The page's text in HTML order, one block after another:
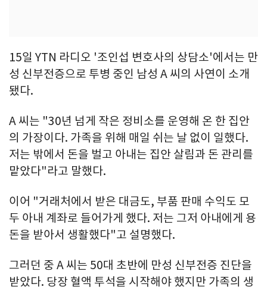
15일 YTN 라디오 '조인섭 변호사의 상담소'에서는 만
성 신부전증으로 투병 중인 남성 A 씨의 사연이 소개
됐다.
A 씨는 "30년 넘게 작은 정비소를 운영해 온 한 집안
의 가장이다. 가족을 위해 매일 쉬는 날 없이 일했다.
저는 밖에서 돈을 벌고 아내는 집안 살림과 돈 관리를
맡았다"라고 말했다.
이어 "거래처에서 받은 대금도, 부품 판매 수익도 모
두 아내 계좌로 들어가게 했다. 저는 그저 아내에게 용
돈을 받아서 생활했다"고 설명했다.
그러던 중 A 씨는 50대 초반에 만성 신부전증 진단을
받았다. 당장 혈액 투석을 시작해야 했지만 가족의 생